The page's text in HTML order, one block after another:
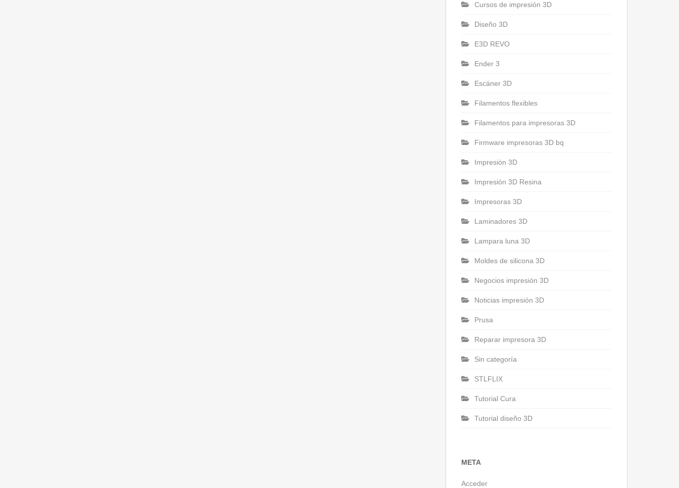
Cursos de impresión 3D
Diseño 3D
E3D REVO
Ender 3
Escáner 3D
Filamentos flexibles
Filamentos para impresoras 3D
Firmware impresoras 3D bq
Impresión 3D
Impresión 3D Resina
Impresoras 3D
Laminadores 3D
Lampara luna 3D
Moldes de silicona 3D
Negocios impresión 3D
Noticias impresión 3D
Prusa
Reparar impresora 3D
Sin categoría
STLFLIX
Tutorial Cura
Tutorial diseño 3D
META
Acceder